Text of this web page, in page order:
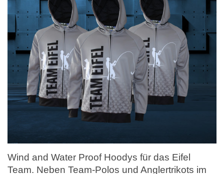
Wind and Water Proof Hoodys für das Eifel
Team. Neben Team-Polos und Anglertrikots im